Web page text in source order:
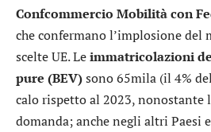
Confcommercio Mobilità con
che confermano l’implosione del
scelte UE. Leimmatricolazioni
pure (BEV)sono 65mila (il 4%
calo rispetto al 2023,
domanda; anche negli altri Paesi